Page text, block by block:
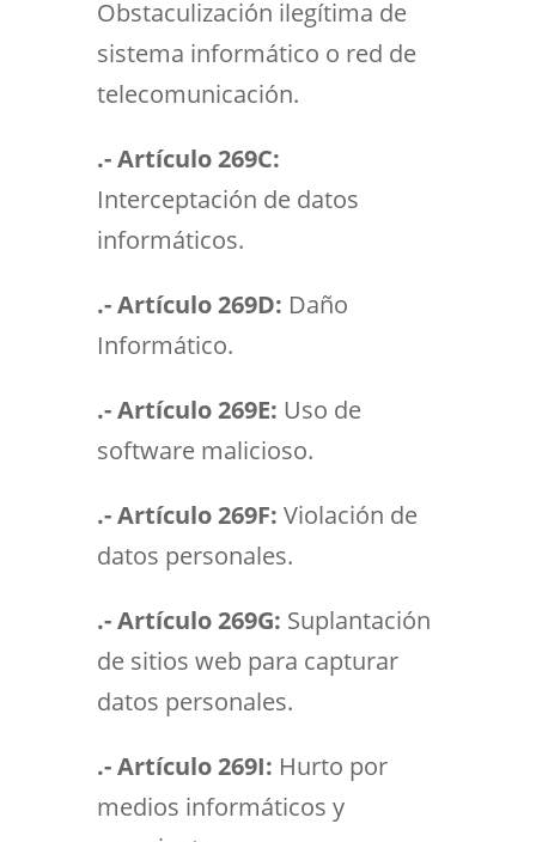
Obstaculización ilegítima de
sistema informático o red de
telecomunicación.
.- Artículo 269C:
Interceptación de datos
informáticos.
.- Artículo 269D: Daño
Informático.
.- Artículo 269E: Uso de
software malicioso.
.- Artículo 269F: Violación de
datos personales.
.- Artículo 269G: Suplantación
de sitios web para capturar
datos personales.
.- Artículo 269I: Hurto por
medios informáticos y